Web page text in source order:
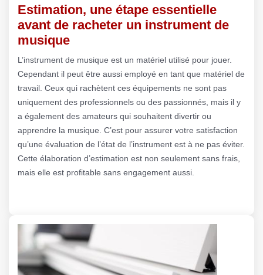
Estimation, une étape essentielle
avant de racheter un instrument de
musique
L’instrument de musique est un matériel utilisé pour jouer.
Cependant il peut être aussi employé en tant que matériel de
travail. Ceux qui rachètent ces équipements ne sont pas
uniquement des professionnels ou des passionnés, mais il y
a également des amateurs qui souhaitent divertir ou
apprendre la musique. C’est pour assurer votre satisfaction
qu’une évaluation de l’état de l’instrument est à ne pas éviter.
Cette élaboration d’estimation est non seulement sans frais,
mais elle est profitable sans engagement aussi.